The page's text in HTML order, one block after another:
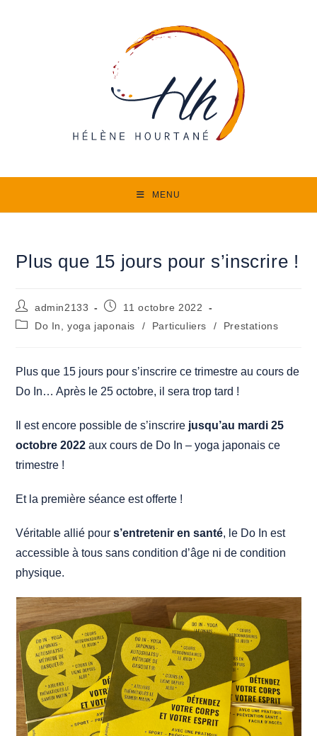
MENU
Plus que 15 jours pour s’inscrire !
Auteur/autrice
de
la
admin2133
Publication
11 octobre 2022
PostDo In, yoga japonais / Particuliers / Prestations
Plus que 15 jours pour s’inscrire ce trimestre au cours de
Do In… Après le 25 octobre, il sera trop tard !
Il est encore possible de s’inscrire jusqu’au mardi 25
octobre 2022 aux cours de Do In – yoga japonais ce
trimestre !
Et la première séance est offerte !
Véritable allié pours’entretenir en santé, le Do In est
accessible à tous sans condition d’âge ni de condition
physique.